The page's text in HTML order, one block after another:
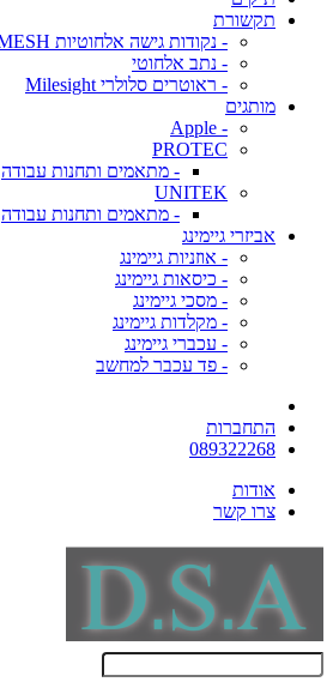
תקשורת
- נקודות גישה אלחוטיות MESH
- נתב אלחוטי
- ראוטרים סלולרי Milesight
מותגים
- Apple
PROTEC
- מתאמים ותחנות עבודה
UNITEK
- מתאמים ותחנות עבודה
אביזרי גיימינג
- אוזניות גיימינג
- כיסאות גיימינג
- מסכי גיימינג
- מקלדות גיימינג
- עכברי גיימינג
- פד עכבר למחשב
התחברות
089322268
אודות
צרו קשר